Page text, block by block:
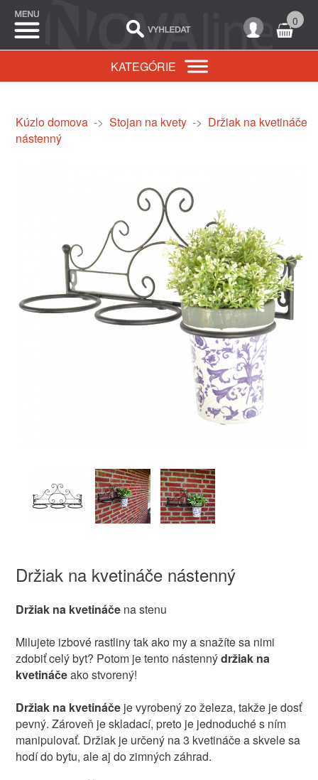
0
KATEGÓRIE
Kúzlo domova-> Stojan na kvety-> Držiak na kvetináče
nástenný
Držiak na kvetináče nástenný
Držiak na kvetináčena stenu
Milujete izbové rastliny tak ako my a snažíte sa nimi
zdobiť celý byt? Potom je tento nástennýdržiak na
kvetináčeako stvorený!
Držiak na kvetináčeje vyrobený zo železa, takže je dosť
pevný. Zároveň je skladací, preto je jednoduché s ním
manipulovať. Držiak je určený na 3 kvetináče a skvele sa
hodí do bytu, ale aj do zimných záhrad.